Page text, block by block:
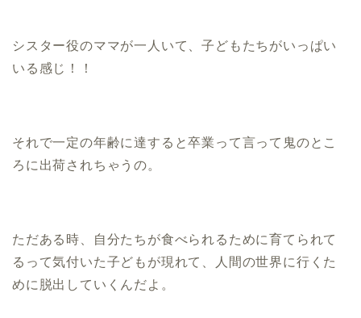
シスター役のママが一人いて、子どもたちがいっぱい
いる感じ！！
それで一定の年齢に達すると卒業って言って鬼のとこ
ろに出荷されちゃうの。
ただある時、自分たちが食べられるために育てられて
るって気付いた子どもが現れて、人間の世界に行くた
めに脱出していくんだよ。